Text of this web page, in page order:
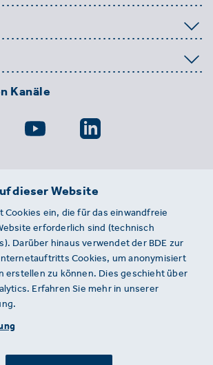
Kanäle
und
e. V.
2
auf unserer Website
ein defekter Link
uns über Ihren
dieser Website
Cookies ein, die für das einwandfreie
erforderlich sind (technisch
Darüber hinaus verwendet der BDE zur
Cookies, um anonymisiert
erstellen zu können. Dies geschieht über
Erfahren Sie mehr in unserer